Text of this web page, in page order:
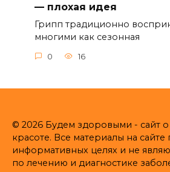
— плохая идея
Грипп традиционно
многими как сезонная
0 16
© 2026 Будем здоровыми - сайт
красоте. Все материалы на
информативных целях и не
по лечению и диагностике